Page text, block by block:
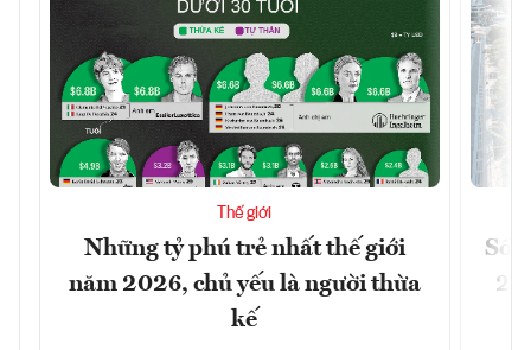
Thế giới
Những tỷ phú trẻ nhất thế giới
năm 2026, chủ yếu là người thừa
kế
Số